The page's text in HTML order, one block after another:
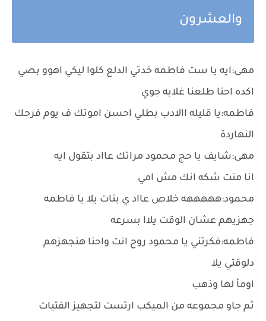
والعشرون
مهى:ايه يا ست فاطمه خدتي الدلع كلوا ليكي اهوو بصي
اكده احنا طلعنا غلابه جوي
فاطمه:يا قليله االادب بطلي احسن اموتك ف يوم فرحك
النهاردة
مهى:شايف يا حج محمود مراتك عااد بتقول ايه
انا منت شكه انك مش امي
محمود:هههههه خلاص عااد ي بنات يلا يا فاطمه
جهزيهم عشان الوقت يلاا بسرعه
فاطمه:فكرتني يا محمود روح انت واحنا هنجهزهم
دلوقتي يلا
اومأ لها وذهب
ثم جاو مجموعه من الميكب ارتست لتجهيز الفتيات